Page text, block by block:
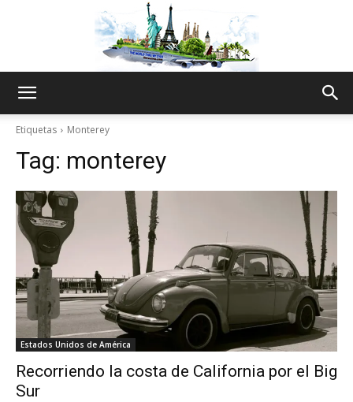
Thru
My
Etiquetas Monterey
Tag: monterey
Estados Unidos de América
Recorriendo la costa de California por el Big
Sur